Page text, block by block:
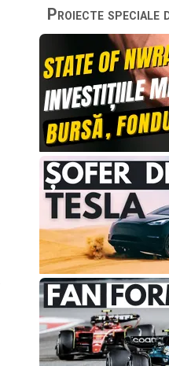
Proiecte speciale